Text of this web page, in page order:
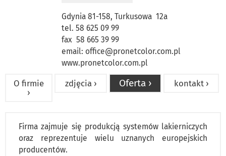
Gdynia 81-158, Turkusowa 12a
tel. 58 625 09 99
fax 58 665 39 99
email: office@pronetcolor.com.pl
www.pronetcolor.com.pl
O firmie
›
zdjęcia › Oferta › kontakt ›
Firma zajmuje się produkcją systemów lakierniczych
oraz reprezentuje wielu uznanych europejskich
producentów.